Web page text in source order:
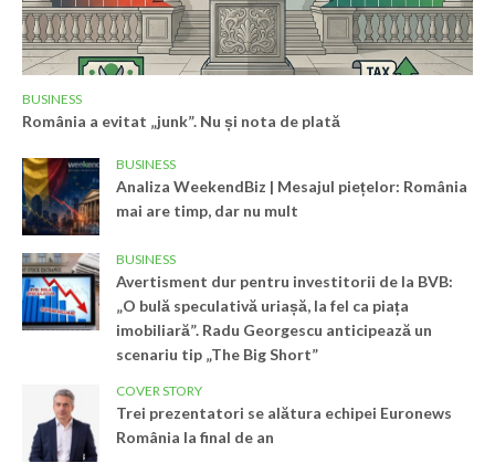
BUSINESS
România a evitat „junk”. Nu și nota de plată
BUSINESS
Analiza WeekendBiz | Mesajul piețelor: România
mai are timp, dar nu mult
BUSINESS
Avertisment dur pentru investitorii de la BVB:
„O bulă speculativă uriașă, la fel ca piața
imobiliară”. Radu Georgescu anticipează un
scenariu tip „The Big Short”
COVER STORY
Trei prezentatori se alătura echipei Euronews
România la final de an